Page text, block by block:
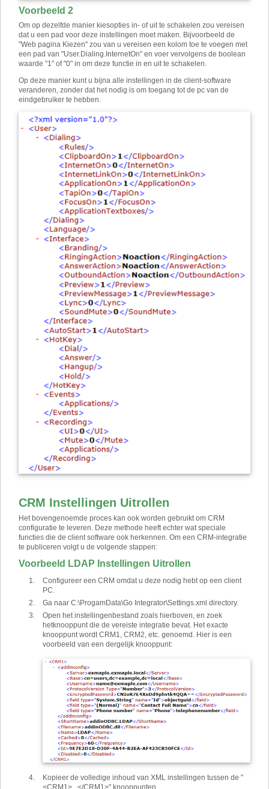
Voorbeeld 2
Om op dezelfde manier kiesopties in- of uit te schakelen zou vereisen
dat u een ​​pad voor deze instellingen moet maken. Bijvoorbeeld de
"Web pagina Kiezen" zou van u vereisen een kolom toe te voegen met
een pad van "User.Dialing.InternetOn" en voer vervolgens de boolean
waarde "1" of "0" in om deze functie in en uit te schakelen.
Op deze manier kunt u bijna alle instellingen in de client-software
veranderen, zonder dat het nodig is om toegang tot de pc van de
eindgebruiker te hebben.
CRM Instellingen Uitrollen
Het bovengenoemde proces kan ook worden gebruikt om CRM
configuratie te leveren. Deze methode heeft echter wat speciale
functies die de client software ook herkennen. Om een CRM-integratie
te publiceren volgt u de volgende stappen:
Voorbeeld LDAP Instellingen Uitrollen
Configureer een CRM omdat u deze nodig hebt op een client
PC.
Ga naar C:\ProgamData\Go Integrator\Settings.xml directory.
Open het instellingenbestand zoals hierboven, en zoek
hetknooppunt die de vereiste integratie bevat. Het exacte
knooppunt wordt CRM1, CRM2, etc. genoemd. Hier is een
voorbeeld van een dergelijk knooppunt:
Kopieer de volledige inhoud van XML instellingen tussen de "
<CRM1>...</CRM1>" knooppunten.